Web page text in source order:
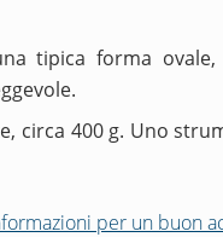
tipica forma
circa 400 g. Uno
per un buon